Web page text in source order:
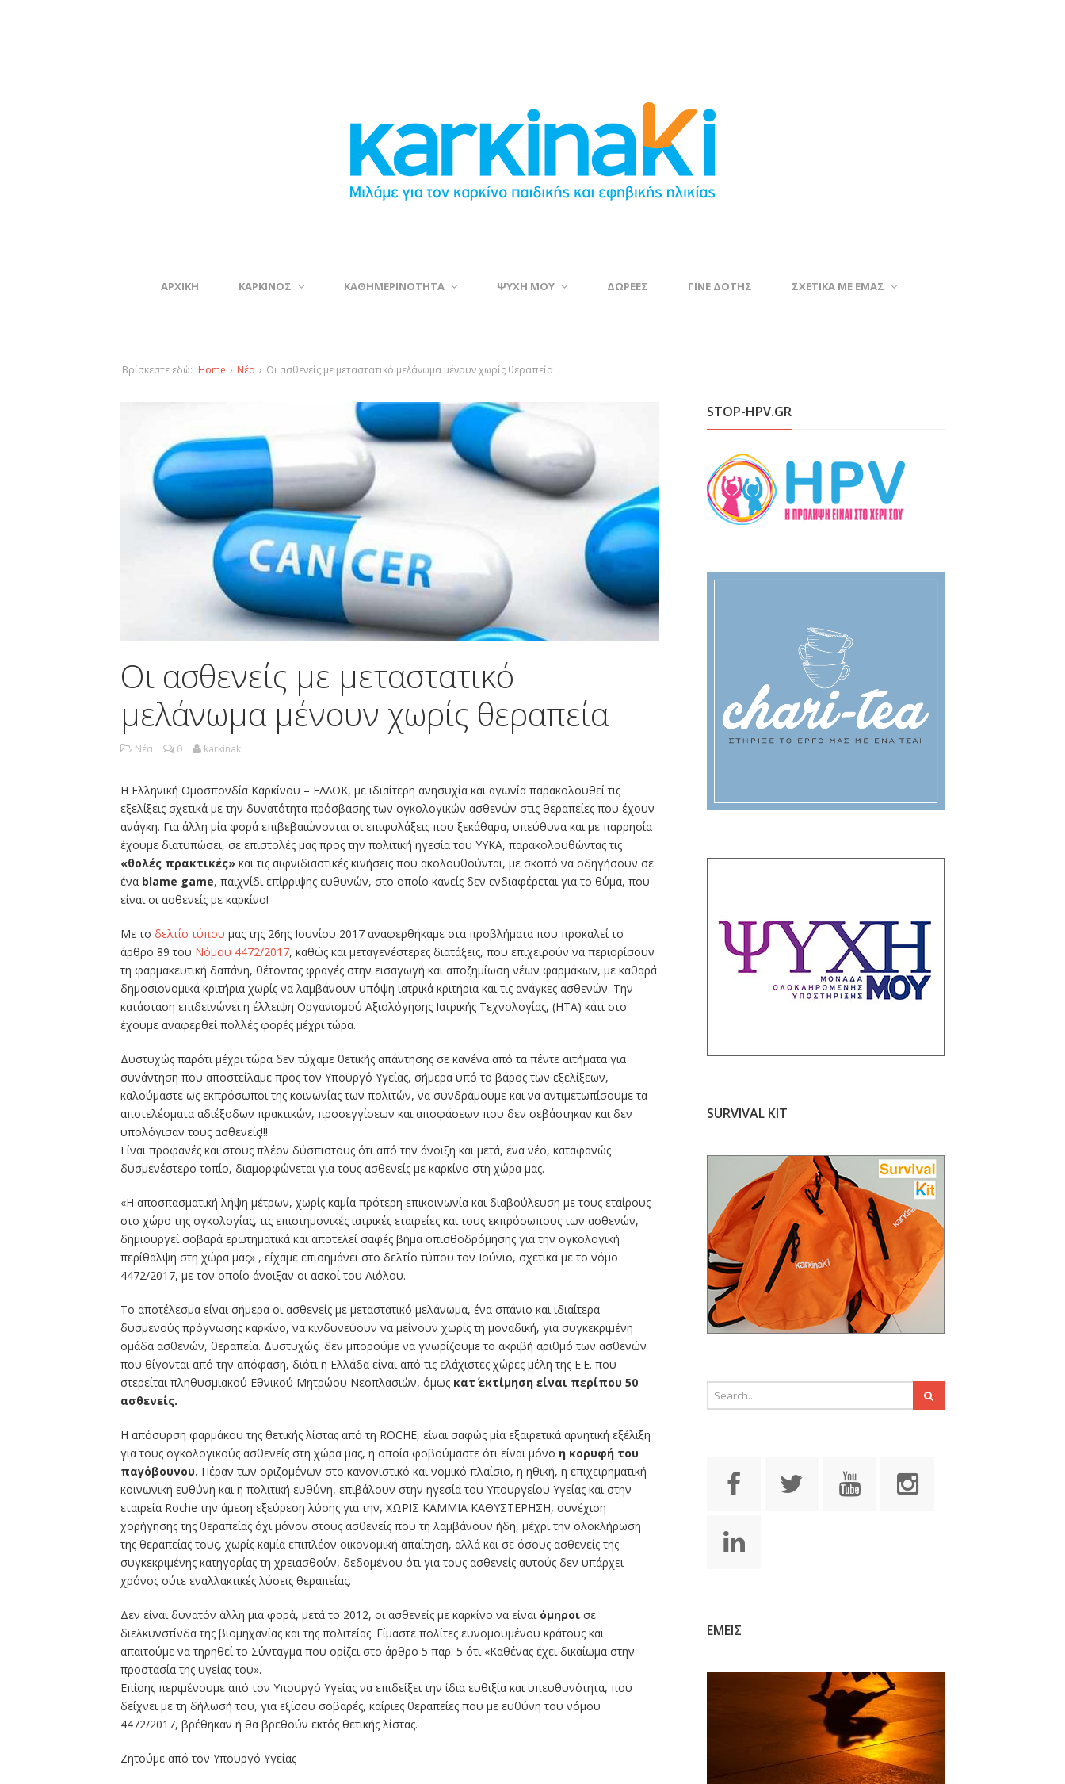
ΑΡΧΙΚΗ ΚΑΡΚΙΝΟΣ ΚΑΘΗΜΕΡΙΝΟΤΗΤΑ ΨΥΧΗ ΜΟΥ ΔΩΡΕΕΣ ΓΙΝΕ ΔΟΤΗΣ ΣΧΕΤΙΚΑ ΜΕ ΕΜΑΣ
Βρίσκεστε εδώ: Home › Νέα › Οι ασθενείς με μεταστατικό μελάνωμα μένουν χωρίς θεραπεία
Οι ασθενείς με μεταστατικό
μελάνωμα μένουν χωρίς θεραπεία
Νέα 0 karkinaki
Η Ελληνική Ομοσπονδία Καρκίνου – ΕΛΛΟΚ, με ιδιαίτερη ανησυχία και αγωνία παρακολουθεί τις
εξελίξεις σχετικά με την δυνατότητα πρόσβασης των ογκολογικών ασθενών στις θεραπείες που έχουν
ανάγκη. Για άλλη μία φορά επιβεβαιώνονται οι επιφυλάξεις που ξεκάθαρα, υπεύθυνα και με παρρησία
έχουμε διατυπώσει, σε επιστολές μας προς την πολιτική ηγεσία του ΥΥΚΑ, παρακολουθώντας τις
«θολές πρακτικές» και τις αιφνιδιαστικές κινήσεις που ακολουθούνται, με σκοπό να οδηγήσουν σε
ένα blame game, παιχνίδι επίρριψης ευθυνών, στο οποίο κανείς δεν ενδιαφέρεται για το θύμα, που
είναι οι ασθενείς με καρκίνο!
Με το δελτίο τύπου μας της 26ης Ιουνίου 2017 αναφερθήκαμε στα προβλήματα που προκαλεί το
άρθρο 89 του Νόμου 4472/2017, καθώς και μεταγενέστερες διατάξεις, που επιχειρούν να περιορίσουν
τη φαρμακευτική δαπάνη, θέτοντας φραγές στην εισαγωγή και αποζημίωση νέων φαρμάκων, με καθαρά
δημοσιονομικά κριτήρια χωρίς να λαμβάνουν υπόψη ιατρικά κριτήρια και τις ανάγκες ασθενών. Την
κατάσταση επιδεινώνει η έλλειψη Οργανισμού Αξιολόγησης Ιατρικής Τεχνολογίας, (HTA) κάτι στο
έχουμε αναφερθεί πολλές φορές μέχρι τώρα.
Δυστυχώς παρότι μέχρι τώρα δεν τύχαμε θετικής απάντησης σε κανένα από τα πέντε αιτήματα για
συνάντηση που αποστείλαμε προς τον Υπουργό Υγείας, σήμερα υπό το βάρος των εξελίξεων,
καλούμαστε ως εκπρόσωποι της κοινωνίας των πολιτών, να συνδράμουμε και να αντιμετωπίσουμε τα
αποτελέσματα αδιέξοδων πρακτικών, προσεγγίσεων και αποφάσεων που δεν σεβάστηκαν και δεν
υπολόγισαν τους ασθενείς!!!
Είναι προφανές και στους πλέον δύσπιστους ότι από την άνοιξη και μετά, ένα νέο, καταφανώς
δυσμενέστερο τοπίο, διαμορφώνεται για τους ασθενείς με καρκίνο στη χώρα μας.
«Η αποσπασματική λήψη μέτρων, χωρίς καμία πρότερη επικοινωνία και διαβούλευση με τους εταίρους
στο χώρο της ογκολογίας, τις επιστημονικές ιατρικές εταιρείες και τους εκπρόσωπους των ασθενών,
δημιουργεί σοβαρά ερωτηματικά και αποτελεί σαφές βήμα οπισθοδρόμησης για την ογκολογική
περίθαλψη στη χώρα μας» , είχαμε επισημάνει στο δελτίο τύπου τον Ιούνιο, σχετικά με το νόμο
4472/2017, με τον οποίο άνοιξαν οι ασκοί του Αιόλου.
Το αποτέλεσμα είναι σήμερα οι ασθενείς με μεταστατικό μελάνωμα, ένα σπάνιο και ιδιαίτερα
δυσμενούς πρόγνωσης καρκίνο, να κινδυνεύουν να μείνουν χωρίς τη μοναδική, για συγκεκριμένη
ομάδα ασθενών, θεραπεία. Δυστυχώς, δεν μπορούμε να γνωρίζουμε το ακριβή αριθμό των ασθενών
που θίγονται από την απόφαση, διότι η Ελλάδα είναι από τις ελάχιστες χώρες μέλη της Ε.Ε. που
στερείται πληθυσμιακού Εθνικού Μητρώου Νεοπλασιών, όμως κατ΄ εκτίμηση είναι περίπου 50
ασθενείς.
Η απόσυρση φαρμάκου της θετικής λίστας από τη ROCHE, είναι σαφώς μία εξαιρετικά αρνητική εξέλιξη
για τους ογκολογικούς ασθενείς στη χώρα μας, η οποία φοβούμαστε ότι είναι μόνο η κορυφή του
παγόβουνου. Πέραν των οριζομένων στο κανονιστικό και νομικό πλαίσιο, η ηθική, η επιχειρηματική
κοινωνική ευθύνη και η πολιτική ευθύνη, επιβάλουν στην ηγεσία του Υπουργείου Υγείας και στην
εταιρεία Roche την άμεση εξεύρεση λύσης για την, ΧΩΡΙΣ ΚΑΜΜΙΑ ΚΑΘΥΣΤΕΡΗΣΗ, συνέχιση
χορήγησης της θεραπείας όχι μόνον στους ασθενείς που τη λαμβάνουν ήδη, μέχρι την ολοκλήρωση
της θεραπείας τους, χωρίς καμία επιπλέον οικονομική απαίτηση, αλλά και σε όσους ασθενείς της
συγκεκριμένης κατηγορίας τη χρειασθούν, δεδομένου ότι για τους ασθενείς αυτούς δεν υπάρχει
χρόνος ούτε εναλλακτικές λύσεις θεραπείας.
Δεν είναι δυνατόν άλλη μια φορά, μετά το 2012, οι ασθενείς με καρκίνο να είναι όμηροι σε
διελκυνστίνδα της βιομηχανίας και της πολιτείας. Είμαστε πολίτες ευνομουμένου κράτους και
απαιτούμε να τηρηθεί το Σύνταγμα που ορίζει στο άρθρο 5 παρ. 5 ότι «Καθένας έχει δικαίωμα στην
προστασία της υγείας του».
Επίσης περιμένουμε από τον Υπουργό Υγείας να επιδείξει την ίδια ευθιξία και υπευθυνότητα, που
δείχνει με τη δήλωσή του, για εξίσου σοβαρές, καίριες θεραπείες που με ευθύνη του νόμου
4472/2017, βρέθηκαν ή θα βρεθούν εκτός θετικής λίστας.
Ζητούμε από τον Υπουργό Υγείας
STOP-HPV.GR
SURVIVAL KIT
ΕΜΕΙΣ